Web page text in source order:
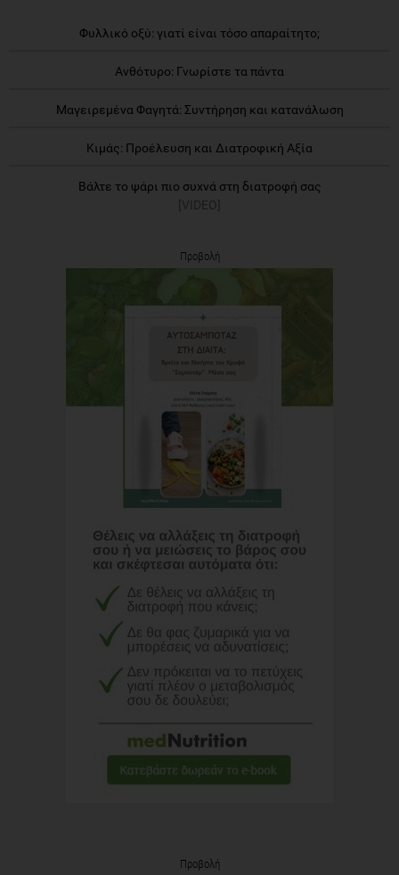
Φυλλικό οξύ: γιατί είναι τόσο απαραίτητο;
Ανθότυρο: Γνωρίστε τα πάντα
Μαγειρεμένα Φαγητά: Συντήρηση και κατανάλωση
Κιμάς: Προέλευση και Διατροφική Αξία
Βάλτε το ψάρι πιο συχνά στη διατροφή σας
[VIDEO]
Προβολή
Προβολή